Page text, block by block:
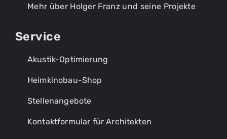
Mehr über Holger Franz und seine Projekte
Service
Akustik-Optimierung
Heimkinobau-Shop
Stellenangebote
Kontaktformular für Architekten